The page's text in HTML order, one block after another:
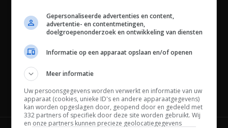
Channels
Gepersonaliseerde advertenties en content,
advertentie- en contentmetingen,
doelgroepenonderzoek en ontwikkeling van diensten
Informatie op een apparaat opslaan en/of openen
Meer informatie
Uw persoonsgegevens worden verwerkt en informatie van uw
apparaat (cookies, unieke ID's en andere apparaatgegevens)
kan worden opgeslagen door, geopend door en gedeeld met
332 partners of specifiek door deze site worden gebruikt. Wij
en onze partners kunnen precieze geolocatiegegevens